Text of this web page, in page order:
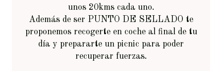
unos 20kms cada uno.
Además de ser PUNTO DE SELLADO te
proponemos recogerte en coche al final de tu
día y prepararte un picnic para poder
recuperar fuerzas.